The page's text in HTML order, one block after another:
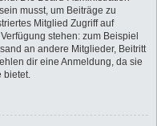
musst, um Beiträge zu
Mitglied Zugriff auf
stehen: zum Beispiel
an andere Mitglieder, Beitritt
dir eine Anmeldung, da sie
bietet.